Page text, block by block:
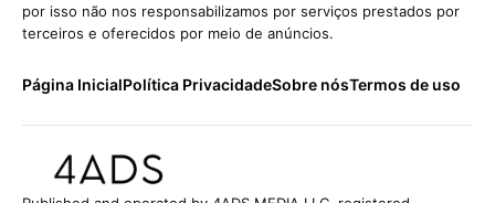
por isso não nos responsabilizamos por serviços prestados por
terceiros e oferecidos por meio de anúncios.
Página InicialPolítica PrivacidadeSobre nósTermos de uso